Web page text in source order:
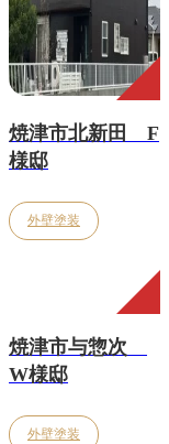
焼津市北新田 F
様邸
外壁塗装
焼津市与惣次
W様邸
外壁塗装